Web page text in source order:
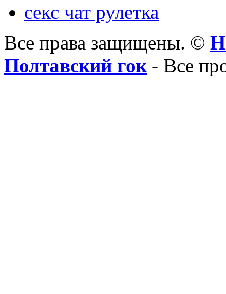
секс чат рулетка
Все права защищены. ©
Полтавский гок- Все